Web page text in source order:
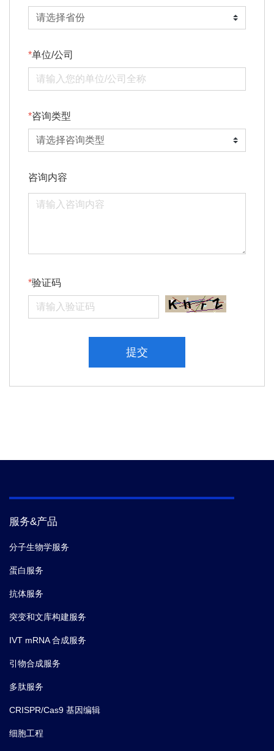
单位/公司
咨询类型
咨询内容
验证码
提交
服务&产品
分子生物学服务
蛋白服务
抗体服务
突变和文库构建服务
IVT mRNA 合成服务
引物合成服务
多肽服务
CRISPR/Cas9 基因编辑
细胞工程